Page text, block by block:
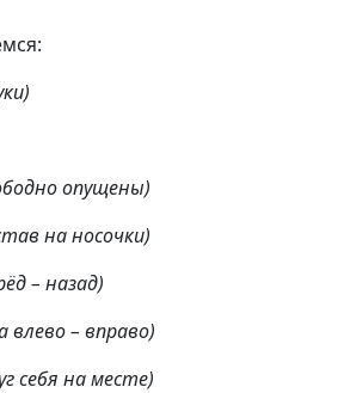
опущены)
на носочки)
– назад)
– вправо)
себя на месте)